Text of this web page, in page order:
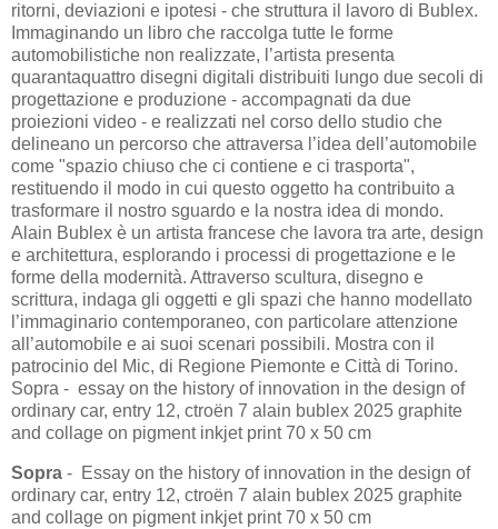
ritorni, deviazioni e ipotesi - che struttura il lavoro di Bublex.
Immaginando un libro che raccolga tutte le forme
automobilistiche non realizzate, l’artista presenta
quarantaquattro disegni digitali distribuiti lungo due secoli di
progettazione e produzione - accompagnati da due
proiezioni video - e realizzati nel corso dello studio che
delineano un percorso che attraversa l’idea dell’automobile
come "spazio chiuso che ci contiene e ci trasporta",
restituendo il modo in cui questo oggetto ha contribuito a
trasformare il nostro sguardo e la nostra idea di mondo.
Alain Bublex è un artista francese che lavora tra arte, design
e architettura, esplorando i processi di progettazione e le
forme della modernità. Attraverso scultura, disegno e
scrittura, indaga gli oggetti e gli spazi che hanno modellato
l’immaginario contemporaneo, con particolare attenzione
all’automobile e ai suoi scenari possibili. Mostra con il
patrocinio del Mic, di Regione Piemonte e Città di Torino.
Sopra - essay on the history of innovation in the design of
ordinary car, entry 12, ctroën 7 alain bublex 2025 graphite
and collage on pigment inkjet print 70 x 50 cm
Sopra - Essay on the history of innovation in the design of
ordinary car, entry 12, ctroën 7 alain bublex 2025 graphite
and collage on pigment inkjet print 70 x 50 cm